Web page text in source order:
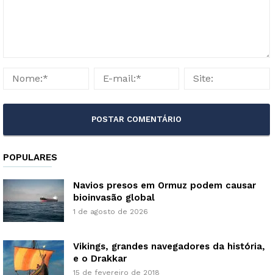
POPULARES
Navios presos em Ormuz podem causar
bioinvasão global
1 de agosto de 2026
Vikings, grandes navegadores da história,
e o Drakkar
15 de fevereiro de 2018